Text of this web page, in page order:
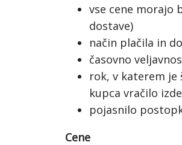
vse cene morajo
dostave)
način plačila in
časovno
rok, v katerem
kupca vračilo
pojasnilo
Cene